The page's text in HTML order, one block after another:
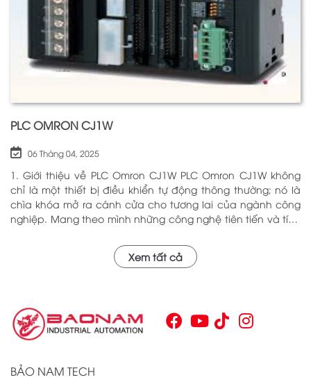
PLC OMRON CJ1W
06 Tháng 04, 2025
1. Giới thiệu về PLC Omron CJ1W PLC Omron CJ1W không
chỉ là một thiết bị điều khiển tự động thông thường; nó là
chìa khóa mở ra cánh cửa cho tương lai của ngành công
nghiệp. Mang theo mình những công nghệ tiên tiến và tính
mình qua nhiều năm phục vụ trong nhiều lĩnh vực khác
nhau. Với khả năng hoạt động ổn định và hiệu quả, sản
Chính vì vậy, việc nắm vững những thông tin cơ bản về PLC
Omron CJ1W là điều cần thiết cho bất kỳ ai muốn cải thiện
hiệu suất công việc của mình.
Xem tất cả
BẢO NAM TECH